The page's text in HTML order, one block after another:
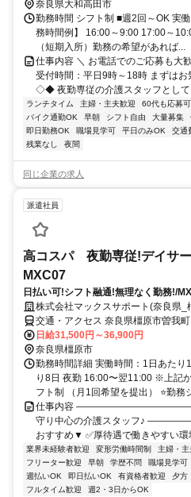
奈良県大和高田市
勤務時間 シフト制 ■週2回～OK 実
務時間例】 16:00～9:00 17:00～
（短期入所）勤務の希望があれば...
仕事内容 ＼ お電話でのご応募も大
受付時間：平日9時～18時 まずは
◇◆ 夜勤専従の介護スタッフとして
ランチタイム 主婦・主夫歓迎 60代も応募可
バイク通勤OK
早朝 シフト自由 大量募集
即日勤務OK
職場見学可 平日のみOK 交通
残業なし
夜間
同じ企業の求人
派遣社員
高コスパ 夜勤専従!デイサ
MXC07
日払い可!シフト融通!無理なく勤務!/
株式会社マックスサポート(奈良県_
交通・アクセス 奈良県橿原市曽我町
日給31,500円～36,900円
奈良県橿原市
勤務時間詳細 実働時間：1日あた
り8日 夜勤 16:00〜翌11:00 ※上記
フト制 （月1回希望を提出） ⭐勤務
仕事内容
守り中心の介護スタッフ♪
おすすめ▼ ✅厚待遇で働きやすい環
業界未経験者歓迎 変形労働時間制 主婦・主
フリーター歓迎
早朝 学歴不問 職場見学可
週払いOK
即日払いOK 有資格者歓迎 夕方
フルタイム歓迎
週2・3日からOK